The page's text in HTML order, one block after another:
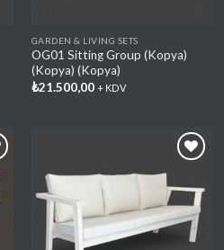
GARDEN & LIVING SETS
OG01 Sitting Group (Kopya)
(Kopya) (Kopya)
₺21.500,00 + KDV
Add My
Favorite